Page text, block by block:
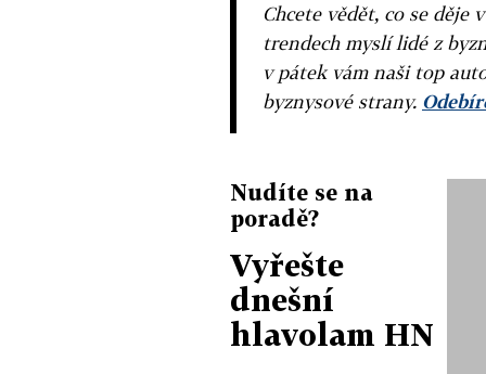
Chcete vědět, co se děje
trendech myslí lidé z
v pátek vám naši top
byznysové strany.
Nudíte se na
poradě?
Vyřešte
dnešní
hlavolam HN